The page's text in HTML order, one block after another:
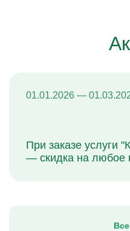
01.01.2026 —
При заказе услуги
— скидка на любое